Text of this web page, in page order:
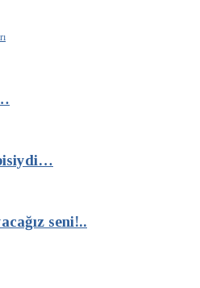
seni!..